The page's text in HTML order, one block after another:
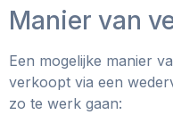
Manier van
Een mogelijke manier
verkoopt via een
zo te werk gaan: